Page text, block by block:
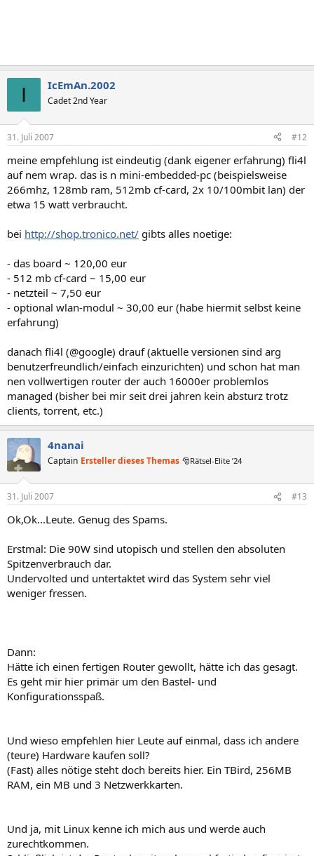
I IcEmAn.2002
Cadet 2nd Year
31. Juli 2007 #12
meine empfehlung ist eindeutig (dank eigener erfahrung) fli4l
auf nem wrap. das is n mini-embedded-pc (beispielsweise
266mhz, 128mb ram, 512mb cf-card, 2x 10/100mbit lan) der
etwa 15 watt verbraucht.
bei http://shop.tronico.net/ gibts alles noetige:
- das board ~ 120,00 eur
- 512 mb cf-card ~ 15,00 eur
- netzteil ~ 7,50 eur
- optional wlan-modul ~ 30,00 eur (habe hiermit selbst keine
erfahrung)
danach fli4l (@google) drauf (aktuelle versionen sind arg
benutzerfreundlich/einfach einzurichten) und schon hat man
nen vollwertigen router der auch 16000er problemlos
managed (bisher bei mir seit drei jahren kein absturz trotz
clients, torrent, etc.)
4nanai
Captain Ersteller dieses Themas 🎅Rätsel-Elite ’24
31. Juli 2007 #13
Ok,Ok...Leute. Genug des Spams.
Erstmal: Die 90W sind utopisch und stellen den absoluten
Spitzenverbrauch dar.
Undervolted und untertaktet wird das System sehr viel
weniger fressen.
Dann:
Hätte ich einen fertigen Router gewollt, hätte ich das gesagt.
Es geht mir hier primär um den Bastel- und
Konfigurationsspaß.
Und wieso empfehlen hier Leute auf einmal, dass ich andere
(teure) Hardware kaufen soll?
(Fast) alles nötige steht doch bereits hier. Ein TBird, 256MB
RAM, ein MB und 3 Netzwerkkarten.
Und ja, mit Linux kenne ich mich aus und werde auch
zurechtkommen.